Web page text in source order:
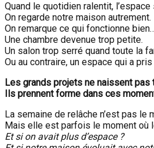
Quand le quotidien ralentit, l’espace
On regarde notre maison autrement.
On remarque ce qui fonctionne
Une chambre devenue trop petite.
Un salon trop serré quand toute la
Ou au contraire, un espace qui a
Les grands projets ne naissent pas
Ils prennent forme dans ces
La semaine de relâche n’est pas
Mais elle est parfois le moment où
Et si on avait plus d’espace ?